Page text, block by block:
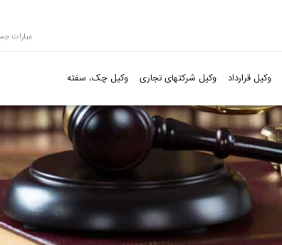
وکیل قرارداد وکیل شرکتهای تجاری وکیل چک، سفته